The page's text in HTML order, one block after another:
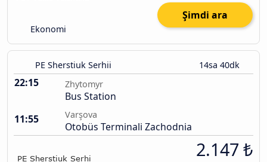
Ekonomi
Şimdi ara
PE Sherstiuk Serhii 14sa 40dk
22:15 Zhytomyr
Bus Station
11:55
Varşova
Otobüs Terminali Zachodnia
2.147 ₺